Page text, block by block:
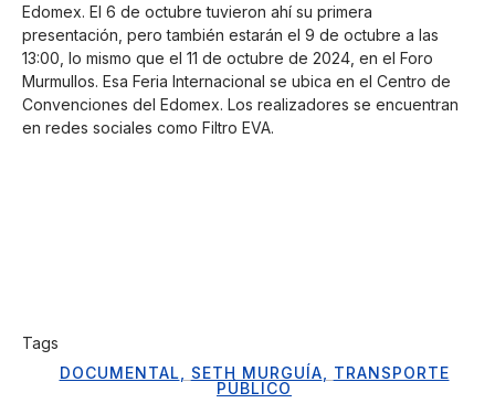
Edomex. El 6 de octubre tuvieron ahí su primera
presentación, pero también estarán el 9 de octubre a las
13:00, lo mismo que el 11 de octubre de 2024, en el Foro
Murmullos. Esa Feria Internacional se ubica en el Centro de
Convenciones del Edomex. Los realizadores se encuentran
en redes sociales como Filtro EVA.
Tags
DOCUMENTAL
SETH MURGUÍA
TRANSPORTE
PÚBLICO